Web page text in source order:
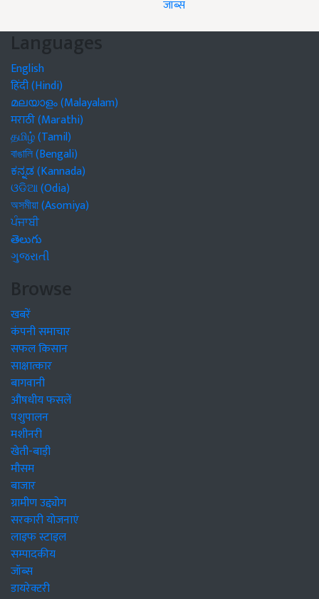
जॉब्स
Languages
English
हिंदी (Hindi)
മലയാളം (Malayalam)
मराठी (Marathi)
தமிழ் (Tamil)
বাঙালি (Bengali)
ಕನ್ನಡ (Kannada)
ଓଡିଆ (Odia)
অসমীয়া (Asomiya)
ਪੰਜਾਬੀ
తెలుగు
ગુજરાતી
Browse
खबरें
कंपनी समाचार
सफल किसान
साक्षात्कार
बागवानी
औषधीय फसलें
पशुपालन
मशीनरी
खेती-बाड़ी
मौसम
बाजार
ग्रामीण उद्द्योग
सरकारी योजनाएं
लाइफ स्टाइल
सम्पादकीय
जॉब्स
डायरेक्टरी